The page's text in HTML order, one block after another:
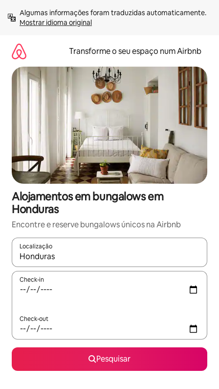
para
Mostrar idioma original
Transforme o seu espaço num Airbnb
Alojamentos em bungalows em
Honduras
Encontre e reserve bungalows únicos na Airbnb
Localização
Quando os resultados estiverem disponíveis, navegue com
Check-in
Check-out
Pesquisar